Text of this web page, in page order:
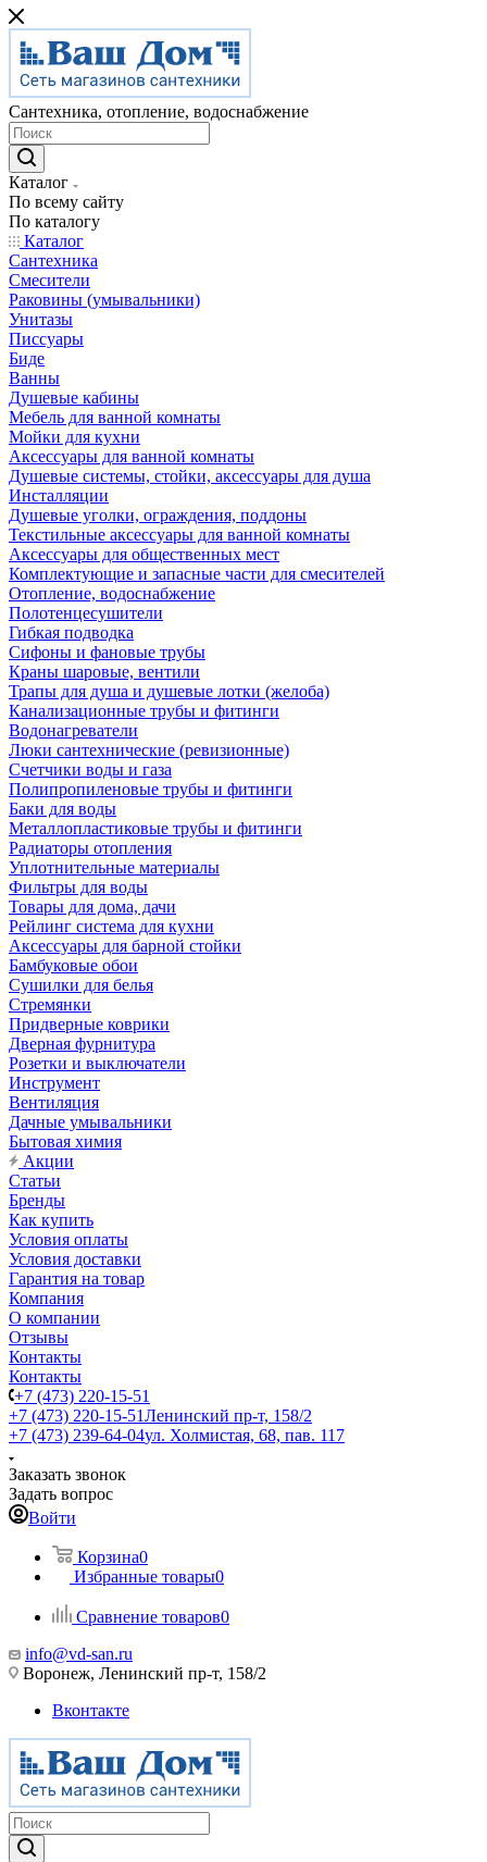
Сантехника, отопление, водоснабжение
Каталог
По всему сайту
По каталогу
Каталог
Сантехника
Смесители
Раковины (умывальники)
Унитазы
Писсуары
Биде
Ванны
Душевые кабины
Мебель для ванной комнаты
Мойки для кухни
Аксессуары для ванной комнаты
Душевые системы, стойки, аксессуары для душа
Инсталляции
Душевые уголки, ограждения, поддоны
Текстильные аксессуары для ванной комнаты
Аксессуары для общественных мест
Комплектующие и запасные части для смесителей
Отопление, водоснабжение
Полотенцесушители
Гибкая подводка
Сифоны и фановые трубы
Краны шаровые, вентили
Трапы для душа и душевые лотки (желоба)
Канализационные трубы и фитинги
Водонагреватели
Люки сантехнические (ревизионные)
Счетчики воды и газа
Полипропиленовые трубы и фитинги
Баки для воды
Металлопластиковые трубы и фитинги
Радиаторы отопления
Уплотнительные материалы
Фильтры для воды
Товары для дома, дачи
Рейлинг система для кухни
Аксессуары для барной стойки
Бамбуковые обои
Сушилки для белья
Стремянки
Придверные коврики
Дверная фурнитура
Розетки и выключатели
Инструмент
Вентиляция
Дачные умывальники
Бытовая химия
Акции
Статьи
Бренды
Как купить
Условия оплаты
Условия доставки
Гарантия на товар
Компания
О компании
Отзывы
Контакты
Контакты
+7 (473) 220-15-51
+7 (473) 220-15-51Ленинский пр-т, 158/2
+7 (473) 239-64-04ул. Холмистая, 68, пав. 117
Заказать звонок
Задать вопрос
Войти
Корзина0
Избранные товары0
Сравнение товаров0
info@vd-san.ru
Воронеж, Ленинский пр-т, 158/2
Вконтакте